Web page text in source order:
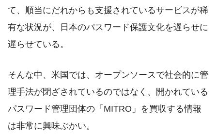
て、順当にだれからも支援されているサービスが稀
有な状況が、日本のパスワード保護文化を遅らせに
遅らせている。
そんな中、米国では、オープンソースで社会的に管
理手法が閉ざされているのではなく、開かれている
パスワード管理団体の「MITRO」を買収する情報
は非常に興味ぶかい。